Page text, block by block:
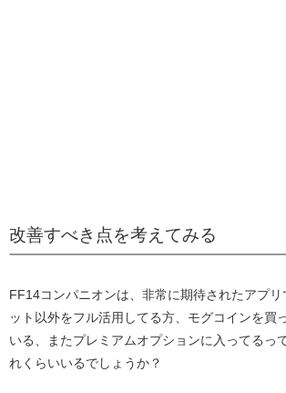
改善すべき点を考えてみる
FF14コンパニオンは、非常に期待されたアプリ
ット以外をフル活用してる方、モグコインを買
いる、またプレミアムオプションに入ってるっ
れくらいいるでしょうか？